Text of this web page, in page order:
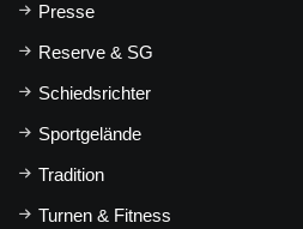
Presse
Reserve & SG
Schiedsrichter
Sportgelände
Tradition
Turnen & Fitness